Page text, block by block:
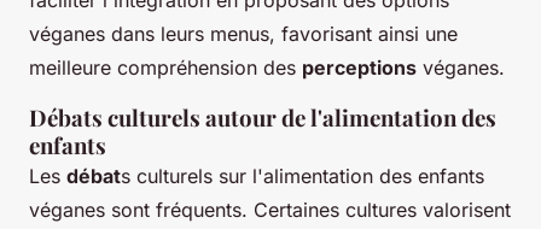
véganes dans leurs menus, favorisant ainsi une
meilleure compréhension des perceptions véganes.
Débats culturels autour de l'alimentation des
enfants
Les débats culturels sur l'alimentation des enfants
véganes sont fréquents. Certaines cultures valorisent